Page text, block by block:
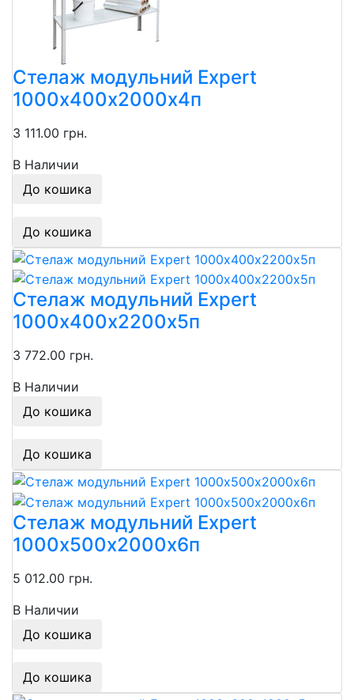
Стелаж модульний Expert
1000х400х2000х4п
3 111.00 грн.
В Наличии
До кошика
До кошика
Стелаж модульний Expert
1000х400х2200х5п
3 772.00 грн.
В Наличии
До кошика
До кошика
Стелаж модульний Expert
1000х500х2000х6п
5 012.00 грн.
В Наличии
До кошика
До кошика